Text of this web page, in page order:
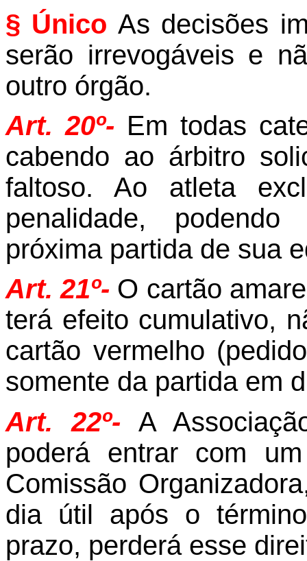
§ Único As decisões
serão irrevogáveis e
outro órgão.
Art. 20º- Em todas
cabendo ao árbitro
faltoso. Ao atleta
penalidade,
próxima partida de sua
Art. 21º- O cartão
terá efeito cumulativo,
cartão vermelho
somente da partida em
Art. 22º-
A
poderá entrar com
Comissão
dia útil após o
prazo, perderá esse